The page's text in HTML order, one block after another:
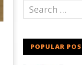
POPULAR